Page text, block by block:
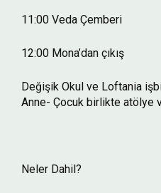
11:00 Veda Çemberi
12:00 Mona’dan çıkış
Değişik Okul ve Loftania
Anne- Çocuk birlikte atölye
Neler Dahil?